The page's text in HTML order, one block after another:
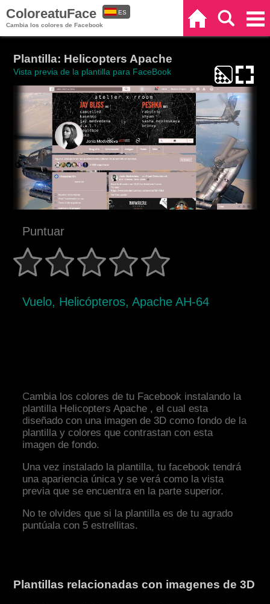
ColoreatuFace
Cambia los colores de Facebook
ES
Plantilla: Helicopters Apache
Vista previa de la plantilla para FaceBook
Puntuar
Vuelo, Helicópteros, Apache AH-64
Cambia los colores de tu Facebook instalando la
plantilla Helicopters Apache , el cual esta
diseñado con una imagen de 3D como fondo de la
plantilla y colores que contrastan con esta
imagen de fondo.
Una vez instalado la plantilla, tu facebook tendrá
una apariencia única y se verá como la vista
previa que se encuentra en la parte superior.
No te olvides que si la plantilla es de tu agrado
puntúala con 5 estrellitas.
Plantillas relacionadas con imagenes de 3D